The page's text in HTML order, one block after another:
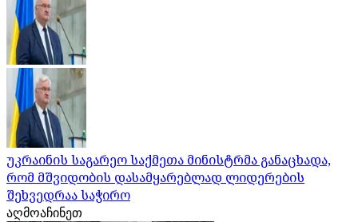
უკრაინის საგარეო საქმეთა მინისტრმა განაცხადა,
რომ მშვიდობის დასამყარებლად ლიდერების
შეხვედრაა საჭირო
აღმოაჩინეთ